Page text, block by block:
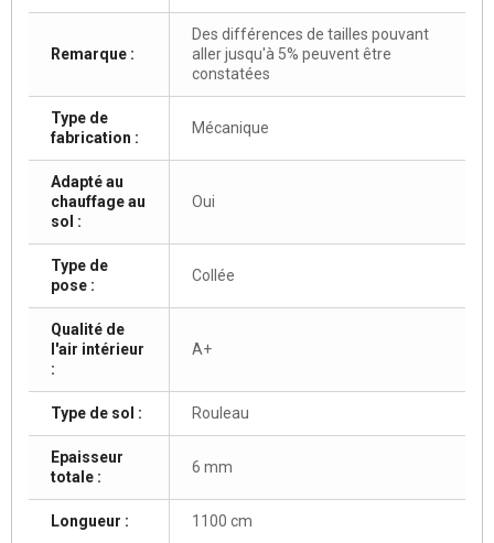
Remarque :
Des différences de tailles pouvant
aller jusqu'à 5% peuvent être
constatées
Type de
fabrication :
Mécanique
Adapté au
chauffage au
sol :
Oui
Type de
pose :
Collée
Qualité de
l'air intérieur
:
A+
Type de sol : Rouleau
Epaisseur
totale :
6 mm
Longueur : 1100 cm